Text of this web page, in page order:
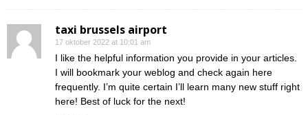
taxi brussels airport
17 oktober 2022 at 10:01 am
I like the helpful information you provide in your articles.
I will bookmark your weblog and check again here
frequently. I’m quite certain I’ll learn many new stuff right
here! Best of luck for the next!